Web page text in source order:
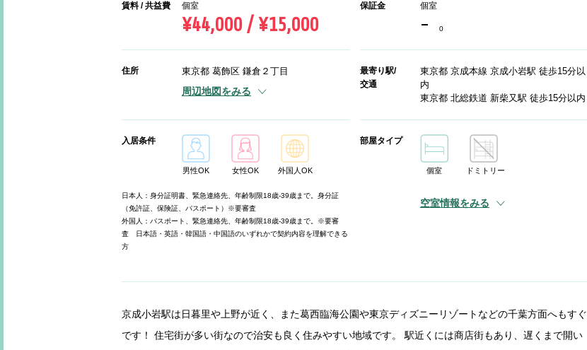
賃料 / 共益費 個室
¥44,000 / ¥15,000
保証金 個室
- 0
住所 東京都 葛飾区 鎌倉２丁目
周辺地図をみる
最寄り駅/
交通
東京都 京成本線 京成小岩駅 徒歩15分以
内
東京都 北総鉄道 新柴又駅 徒歩15分以内
入居条件
男性OK 女性OK 外国人OK
日本人：身分証明書、緊急連絡先、年齢制限18歳-39歳まで。身分証
（免許証、保険証、パスポート）※要審査
外国人：パスポート、緊急連絡先、年齢制限18歳-39歳まで。※要審
査 日本語・英語・韓国語・中国語のいずれかで契約内容を理解できる
方
部屋タイプ
個室 ドミトリー
空室情報をみる
京成小岩駅は日暮里や上野が近く、また葛西臨海公園や東京ディズニーリゾートなどの千葉方面へもすぐ
です！ 住宅街が多い街なので治安も良く住みやすい地域です。 駅近くには商店街もあり、遅くまで開い